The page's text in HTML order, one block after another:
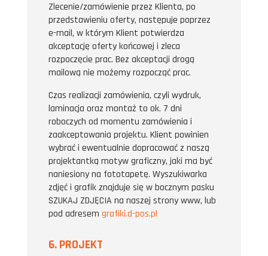
Zlecenie/zamówienie przez Klienta, po
przedstawieniu oferty, następuje poprzez
e-mail, w którym Klient potwierdza
akceptację oferty końcowej i zleca
rozpoczęcie prac. Bez akceptacji drogą
mailową nie możemy rozpocząć prac.
Czas realizacji zamówienia, czyli wydruk,
laminacja oraz montaż to ok. 7 dni
roboczych od momentu zamówienia i
zaakceptowania projektu. Klient powinien
wybrać i ewentualnie dopracować z naszą
projektantką motyw graficzny, jaki ma być
naniesiony na fototapetę. Wyszukiwarka
zdjęć i grafik znajduje się w bocznym pasku
SZUKAJ ZDJĘCIA na naszej strony www, lub
pod adresem grafiki.d-pos.pl
6. PROJEKT